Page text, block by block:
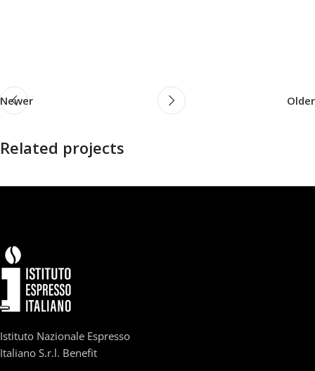
Newer Older
Related projects
Istituto Nazionale Espresso
Italiano S.r.l. Benefit